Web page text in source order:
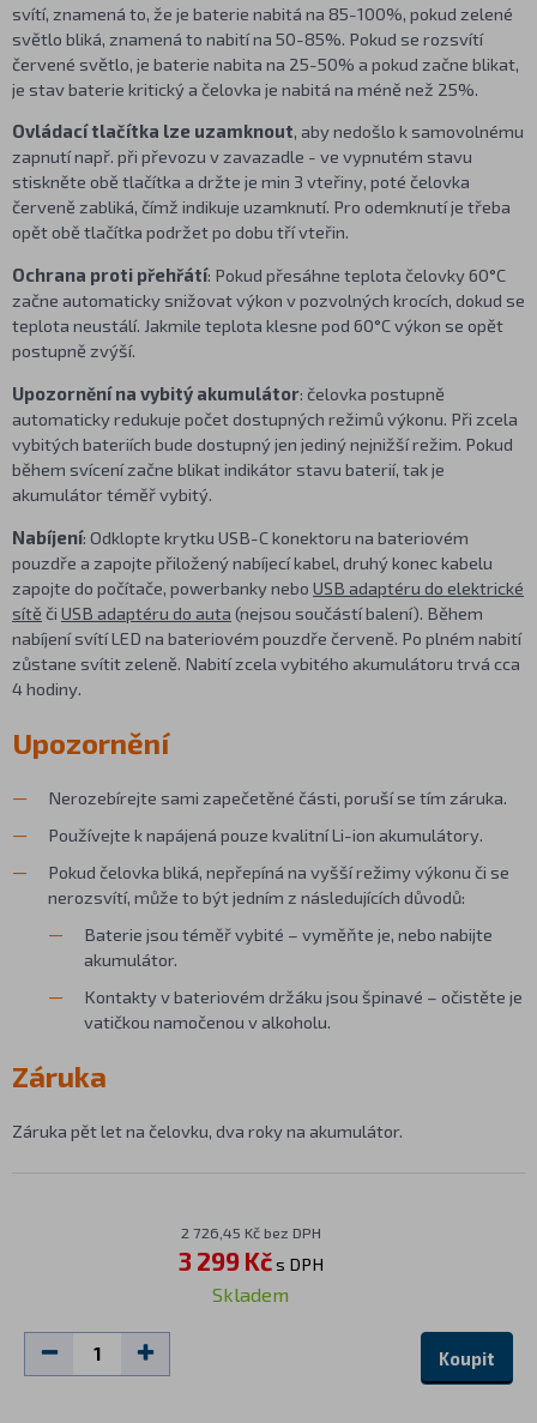
svítí, znamená to, že je baterie nabitá na 85-100%, pokud zelené
světlo bliká, znamená to nabití na 50-85%. Pokud se rozsvítí
červené světlo, je baterie nabita na 25-50% a pokud začne blikat,
je stav baterie kritický a čelovka je nabitá na méně než 25%.
Ovládacítlačítka lze uzamknout, aby nedošlo k samovolnému
zapnutí např. při převozu v zavazadle - ve vypnutém stavu
stiskněte obě tlačítka a držte je min 3 vteřiny, poté čelovka
červeně zabliká, čímž indikuje uzamknutí. Pro odemknutí je třeba
opět obě tlačítka podržet po dobu tří vteřin.
Ochrana proti přehřátí: Pokud přesáhne teplota čelovky 60°C
začne automaticky snižovat výkon v pozvolných krocích, dokud se
teplota neustálí. Jakmile teplota klesne pod 60°C výkon se opět
postupně zvýší.
Upozornění na vybitý akumulátor: čelovka postupně
automaticky redukuje počet dostupných režimů výkonu. Při zcela
vybitých bateriích bude dostupný jen jediný nejnižší režim. Pokud
během svícení začne blikat indikátor stavu baterií, tak je
akumulátor téměř vybitý.
Nabíjení: Odklopte krytku USB-C konektoru na bateriovém
pouzdře a zapojte přiložený nabíjecí kabel, druhý konec kabelu
zapojte do počítače, powerbanky nebo USB adaptéru do elektrické
sítě či USB adaptéru do auta (nejsou součástí balení). Během
nabíjení svítí LED na bateriovém pouzdře červeně. Po plném nabití
zůstane svítit zeleně. Nabití zcela vybitého akumulátoru trvá cca
4 hodiny.
Upozornění
Nerozebírejte sami zapečetěné části, poruší se tím záruka.
Používejte k napájená pouze kvalitní Li-ion akumulátory.
Pokud čelovka bliká, nepřepíná na vyšší režimy výkonu či se
nerozsvítí, může to být jedním z následujících důvodů:
Baterie jsou téměř vybité – vyměňte je, nebo nabijte
akumulátor.
Kontakty v bateriovém držáku jsou špinavé – očistěte je
vatičkou namočenou v alkoholu.
Záruka
Záruka pět let na čelovku, dva roky na akumulátor.
2 726,45 Kč bez DPH
3 299 Kčs DPH
Skladem
Koupit